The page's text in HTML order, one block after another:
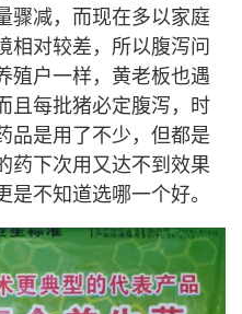
骤减，而现在多以家庭
相对较差，所以腹泻问
殖户一样，黄老板也遇
且每批猪必定腹泻，时
品是用了不少，但都是
药下次用又达不到效果
不知道选哪一个好。